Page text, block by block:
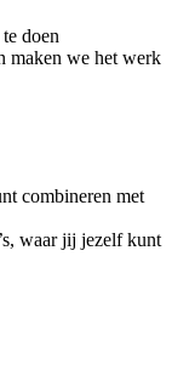
doen
maken we het werk
combineren met
waar jij jezelf kunt